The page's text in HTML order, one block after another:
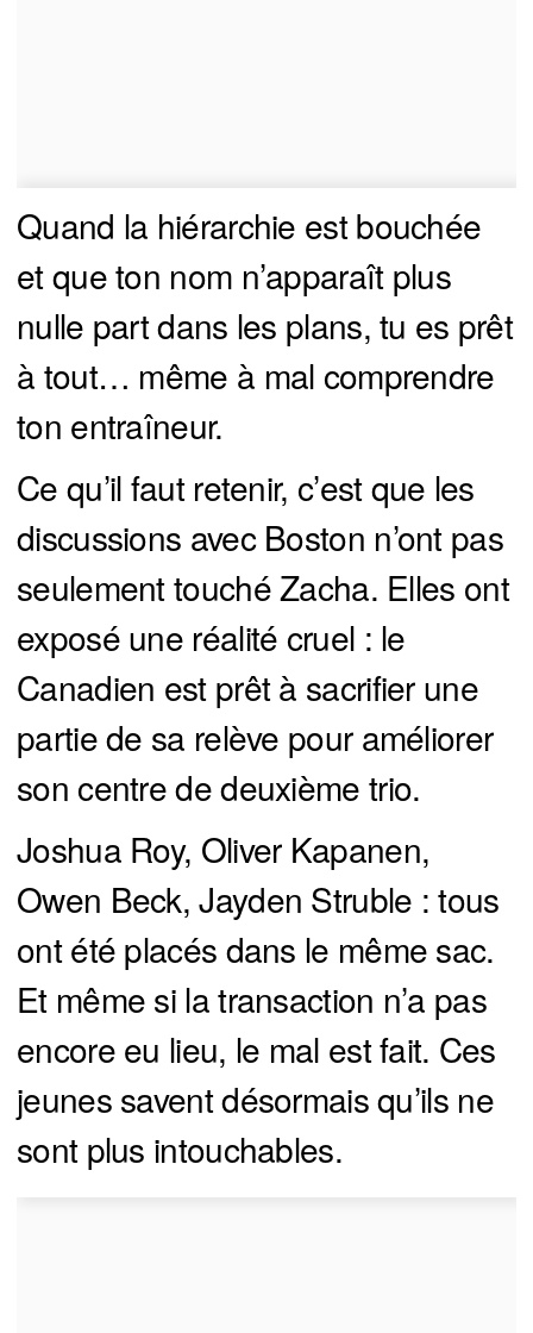
Quand la hiérarchie est bouchée
et que ton nom n’apparaît plus
nulle part dans les plans, tu es prêt
à tout… même à mal comprendre
ton entraîneur.
Ce qu’il faut retenir, c’est que les
discussions avec Boston n’ont pas
seulement touché Zacha. Elles ont
exposé une réalité cruel : le
Canadien est prêt à sacrifier une
partie de sa relève pour améliorer
son centre de deuxième trio.
Joshua Roy, Oliver Kapanen,
Owen Beck, Jayden Struble : tous
ont été placés dans le même sac.
Et même si la transaction n’a pas
encore eu lieu, le mal est fait. Ces
jeunes savent désormais qu’ils ne
sont plus intouchables.